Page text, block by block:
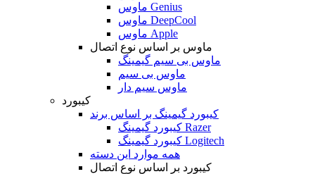
ماوس Genius
ماوس DeepCool
ماوس Apple
ماوس بر اساس نوع اتصال
ماوس بی سیم گیمینگ
ماوس بی سیم
ماوس سیم دار
کیبورد
کیبورد گیمینگ بر اساس برند
کیبورد گیمینگ Razer
کیبورد گیمینگ Logitech
همه موارد این دسته
کیبورد بر اساس نوع اتصال